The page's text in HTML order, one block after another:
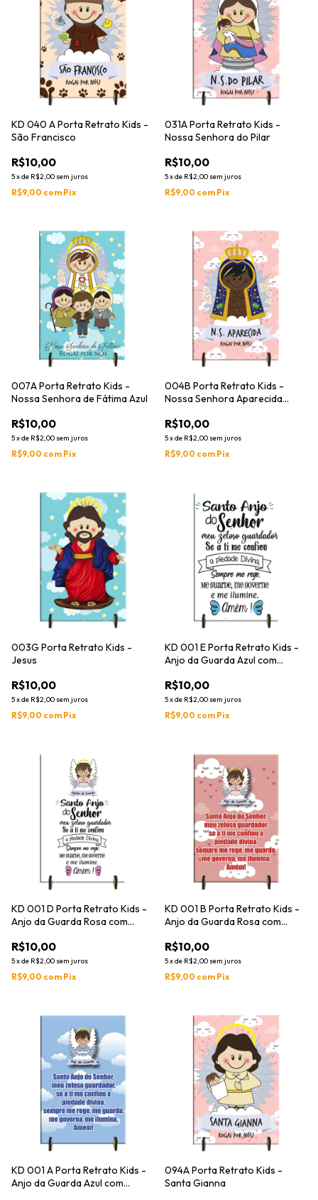
KD 040 A Porta Retrato Kids -
São Francisco
R$10,00
5xde R$2,00 sem juros
R$9,00 com Pix
031A Porta Retrato Kids -
Nossa Senhora do Pilar
R$10,00
5xde R$2,00 sem juros
R$9,00 com Pix
007A Porta Retrato Kids -
Nossa Senhora de Fátima Azul
R$10,00
5xde R$2,00 sem juros
R$9,00 com Pix
004B Porta Retrato Kids -
Nossa Senhora Aparecida
R$10,00
5xde R$2,00 sem juros
R$9,00 com Pix
003G Porta Retrato Kids -
Jesus
R$10,00
5xde R$2,00 sem juros
R$9,00 com Pix
KD 001 E Porta Retrato Kids -
Anjo da Guarda Azul com
R$10,00
5xde R$2,00 sem juros
R$9,00 com Pix
KD 001 D Porta Retrato Kids -
Anjo da Guarda Rosa com
R$10,00
5xde R$2,00 sem juros
R$9,00 com Pix
KD 001 B Porta Retrato Kids -
Anjo da Guarda Rosa com
R$10,00
5xde R$2,00 sem juros
R$9,00 com Pix
KD 001 A Porta Retrato Kids -
Anjo da Guarda Azul com
094A Porta Retrato Kids -
Santa Gianna